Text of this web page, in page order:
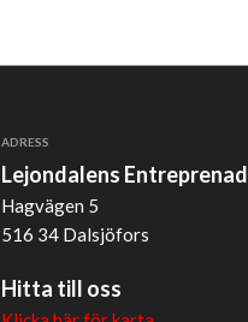
ADRESS
Lejondalens Entreprenad
Hagvägen 5
516 34 Dalsjöfors
Hitta till oss